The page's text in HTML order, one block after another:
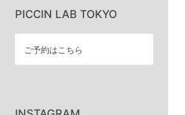
PICCIN LAB TOKYO
ご予約はこちら